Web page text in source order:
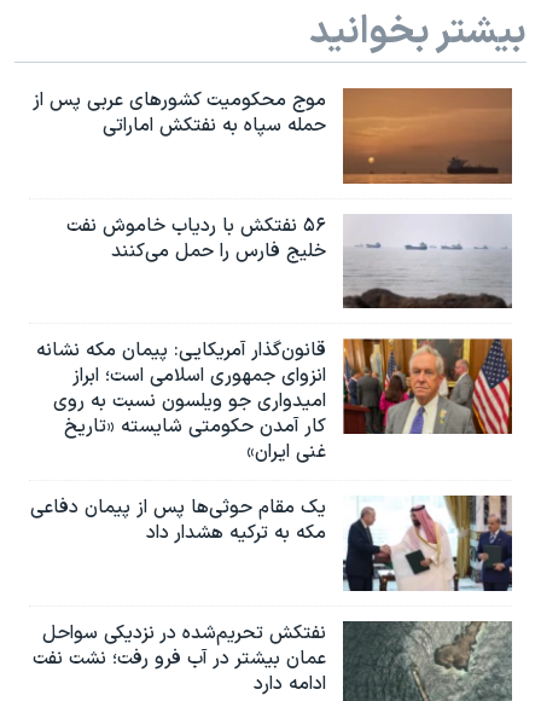
بیشتر بخوانید
موج محکومیت کشورهای عربی پس از
حمله سپاه به نفتکش اماراتی
۵۶ نفتکش با ردیاب خاموش نفت
خلیج فارس را حمل می‌کنند
قانون‌گذار آمریکایی: پیمان مکه نشانه
انزوای جمهوری اسلامی است؛ ابراز
امیدواری جو ویلسون نسبت به روی
کار آمدن حکومتی شایسته «تاریخ
غنی ایران»
یک مقام حوثی‌ها پس از پیمان دفاعی
مکه به ترکیه هشدار داد
نفتکش تحریم‌شده در نزدیکی سواحل
عمان بیشتر در آب فرو رفت؛ نشت نفت
ادامه دارد